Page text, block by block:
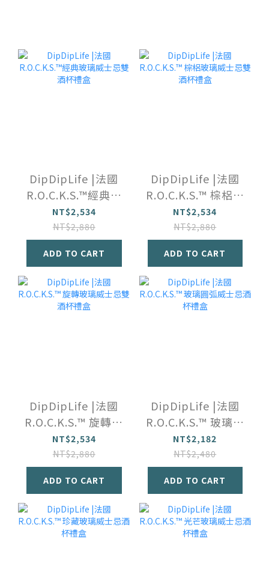
DipDipLife |法國
R.O.C.K.S.™️經典玻
璃威士忌雙酒杯禮
盒
NT$2,534
NT$2,880
ADD TO CART
DipDipLife |法國
R.O.C.K.S.™️ 棕梠玻
璃威士忌雙酒杯禮
盒
NT$2,534
NT$2,880
ADD TO CART
DipDipLife |法國
R.O.C.K.S.™️ 旋轉玻
璃威士忌雙酒杯禮
盒
NT$2,534
NT$2,880
ADD TO CART
DipDipLife |法國
R.O.C.K.S.™️ 玻璃圓
弧威士忌酒杯禮盒
NT$2,182
NT$2,480
ADD TO CART